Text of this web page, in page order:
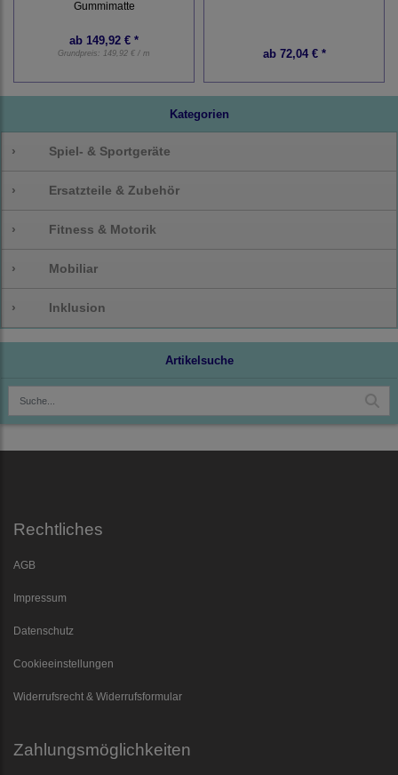
Kategorien
› Spiel- & Sportgeräte
› Ersatzteile & Zubehör
› Fitness & Motorik
› Mobiliar
› Inklusion
Artikelsuche
Gummimatte
ab 149,92 € *
Grundpreis: 149,92 € / m ab72,04 € *
Rechtliches
AGB
Impressum
Datenschutz
Cookieeinstellungen
Widerrufsrecht & Widerrufsformular
Zahlungsmöglichkeiten